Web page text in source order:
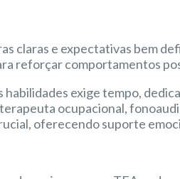
claras e expectativas bem
reforçar comportamentos
habilidades exige tempo,
ocupacional,
oferecendo suporte